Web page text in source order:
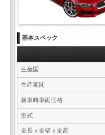
基本スペック
生産国
生産期間
新車時車両価格
型式
全長ｘ全幅ｘ全高